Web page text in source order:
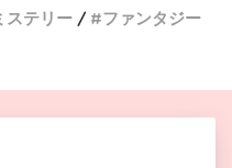
ステリー ファンタジー